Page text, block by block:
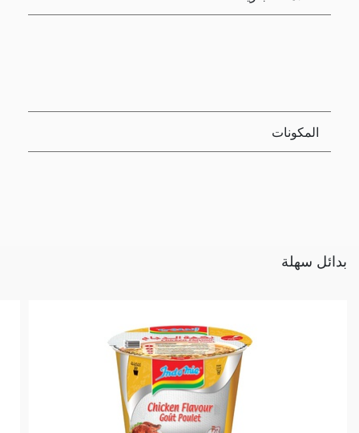
المكونات
بدائل سهلة